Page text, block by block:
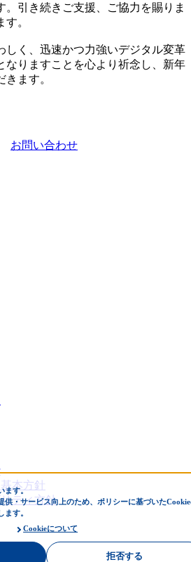
。引き続きご支援、ご協力を賜りま
。
しく、迅速かつ力強いデジタル変革
なりますことを心より祈念し、新年
ます。
お問い合わせ
本方針
ティ方針
ます。
供・サービス向上のため、ポリシーに基づいた
す。
Cookieについて
拒否する